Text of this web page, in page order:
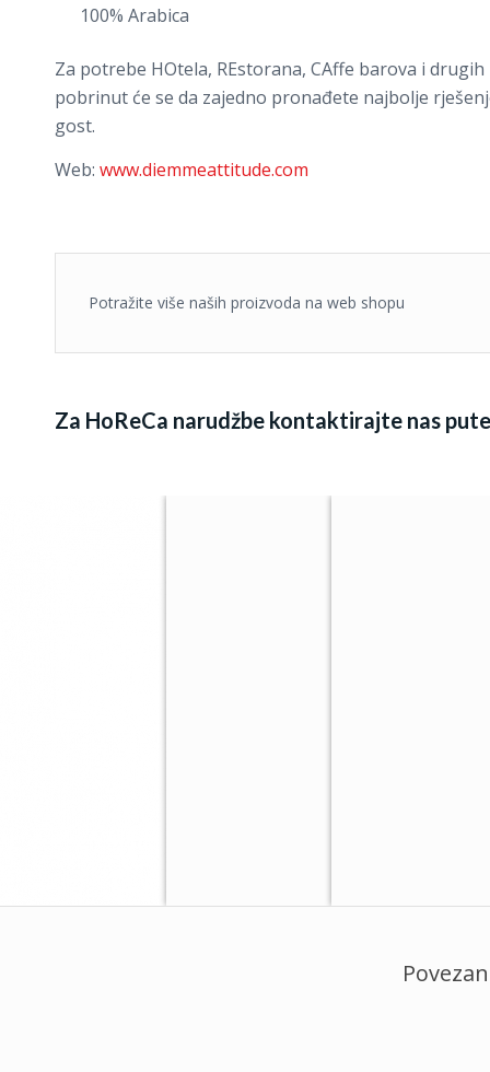
100% Arabica
Za potrebe HOtela, REstorana, CAffe barova i
pobrinut će se da zajedno pronađete najbolje
gost.
Web: www.diemmeattitude.com
Potražite više naših proizvoda na web shopu
Za HoReCa narudžbe kontaktirajte nas